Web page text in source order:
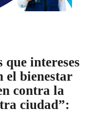
intereses
el bienestar
contra la
ciudad”: